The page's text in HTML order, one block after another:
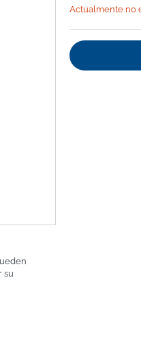
su
Actualmente no